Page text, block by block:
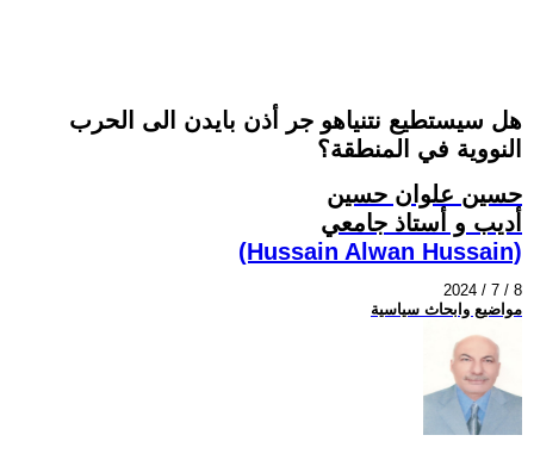
هل سيستطيع نتنياهو جر أذن بايدن الى الحرب
النووية في المنطقة؟
حسين علوان حسين
أديب و أستاذ جامعي
(Hussain Alwan Hussain)
2024 / 7 / 8
مواضيع وابحاث سياسية